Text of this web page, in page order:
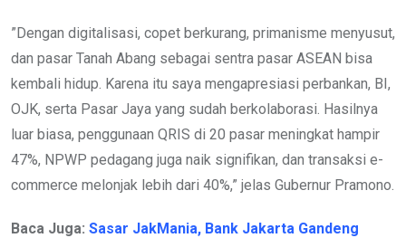
”Dengan digitalisasi, copet berkurang, primanisme menyusut,
dan pasar Tanah Abang sebagai sentra pasar ASEAN bisa
kembali hidup. Karena itu saya mengapresiasi perbankan, BI,
OJK, serta Pasar Jaya yang sudah berkolaborasi. Hasilnya
luar biasa, penggunaan QRIS di 20 pasar meningkat hampir
47%, NPWP pedagang juga naik signifikan, dan transaksi e-
commerce melonjak lebih dari 40%,” jelas Gubernur Pramono.
Baca Juga: Sasar JakMania, Bank Jakarta Gandeng